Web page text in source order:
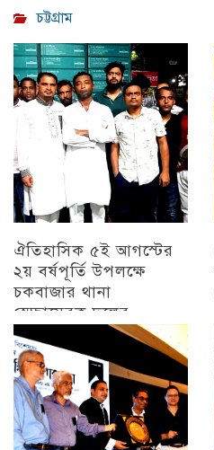
চট্টগ্রাম
ঐতিহাসিক ৫ই আগস্টের
২য় বর্ষপূর্তি উপলক্ষে
চকবাজার থানা
স্বেচ্ছাসেবক দলের
প্রামাণ্যচিত্র প্রদর্শন ও
বিজয় মিছিল
চট্টগ্রাম